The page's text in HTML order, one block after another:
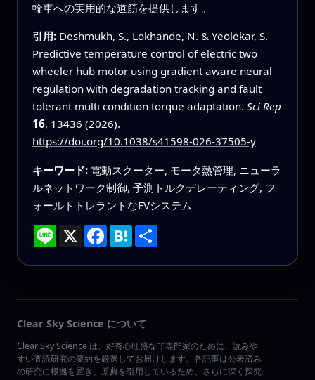
輪車への実用的な道筋を提供します。
引用: Deshmukh, S., Lokhande, N. & Yeolekar, S.
Predictive temperature control of electric two
wheeler hub motor using gradient aware neural
regulation with degradation tracking and fault
tolerant multi condition torque adaptation. Sci Rep
16, 13436 (2026).
https://doi.org/10.1038/s41598-026-37505-y
キーワード: 電動スクーター, モータ熱管理, ニューラ
ルネットワーク制御, 予測トルクデレーティング, フ
ォールトトレラントなEVシステム
Line X Facebook
Hatena
共
有
Clear Sky Science について
Clear Sky Science は、好奇心旺盛な非専門家のために、読みや
すい査読研究の要約を厳選してお届けします。各記事は公表済み
の研究に根拠を置き、原典を引用しているため、さらに深く探究